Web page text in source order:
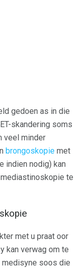
gedoen as in die
skandering soms
veel minder
brongoskopie met
indien nodig) kan
te
met u praat oor
kan verwag om te
medisyne soos die